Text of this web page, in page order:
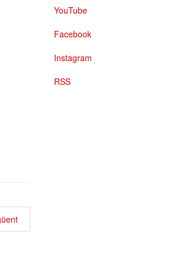
YouTube
Facebook
Instagram
RSS